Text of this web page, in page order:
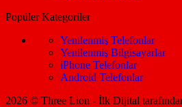
Popüler Kategoriler
Yenilenmiş Telefonlar
Yenilenmiş Bilgisayarlar
iPhone Telefonlar
Android Telefonlar
2026 © Three Lion - İlk Dijital